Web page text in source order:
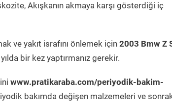
Akışkanın akmaya karşı gösterdiği iç
ve yakıt israfını önlemek için 2003 Bmw Z
bir kez yaptırmanız gerekir.
www.pratikaraba.com/periyodik-bakim-
bakımda değişen malzemeleri ve